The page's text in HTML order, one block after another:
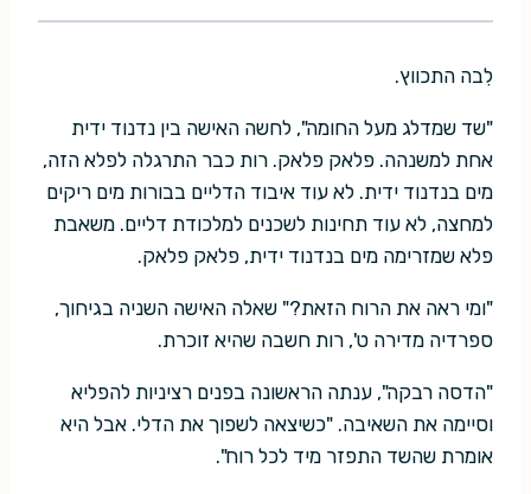
לִבה התכווץ.
"שד שמדלג מעל החומה", לחשה האישה בין נדנוד ידית
אחת למשנהה. פלאק פלאק. רות כבר התרגלה לפלא הזה,
מים בנדנוד ידית. לא עוד איבוד הדליים בבורות מים ריקים
למחצה, לא עוד תחינות לשכנים למלכודת דליים. משאבת
פלא שמזרימה מים בנדנוד ידית, פלאק פלאק.
"ומי ראה את הרוח הזאת?" שאלה האישה השניה בגיחוך,
ספרדיה מדירה ט', רות חשבה שהיא זוכרת.
"הדסה רבקה", ענתה הראשונה בפנים רציניות להפליא
וסיימה את השאיבה. "כשיצאה לשפוך את הדלי. אבל היא
אומרת שהשד התפזר מיד לכל רוח".